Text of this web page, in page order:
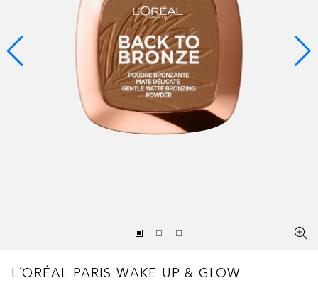
L´ORÉAL PARIS WAKE UP & GLOW